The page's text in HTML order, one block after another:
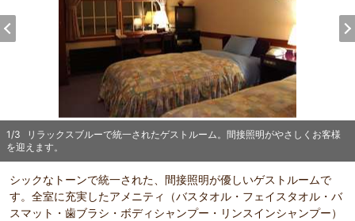
1/3
リラックスブルーで統一されたゲストルーム。間接照明がやさしくお客様
を迎えます。
シックなトーンで統一された、間接照明が優しいゲストルームで
す。全室に充実したアメニティ（バスタオル・フェイスタオル・バ
スマット・歯ブラシ・ボディシャンプー・リンスインシャンプー）